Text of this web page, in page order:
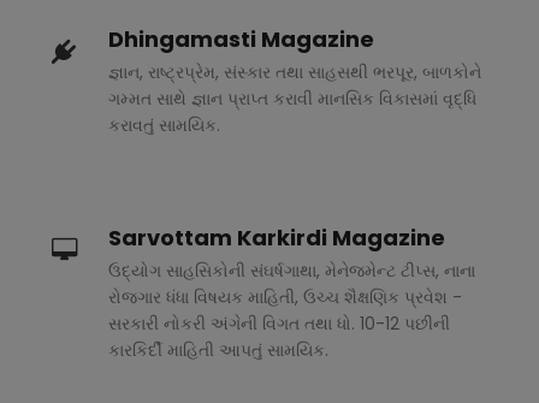
Dhingamasti Magazine
જ્ઞાન, રાષ્ટ્રપ્રેમ, સંસ્કાર તથા સાહસથી ભરપૂર, બાળકોને
ગમ્મત સાથે જ્ઞાન પ્રાપ્ત કરાવી માનસિક વિકાસમાં વૃદ્ધિ
કરાવતું સામયિક.
Sarvottam Karkirdi Magazine
ઉદ્યોગ સાહસિકોની સંઘર્ષગાથા, મેનેજમેન્ટ ટીપ્સ, નાના
રોજગાર ધંધા વિષયક માહિતી, ઉચ્ચ શૈક્ષણિક પ્રવેશ -
સરકારી નોકરી અંગેની વિગત તથા ધો. 10-12 પછીની
કારકિર્દી માહિતી આપતું સામયિક.